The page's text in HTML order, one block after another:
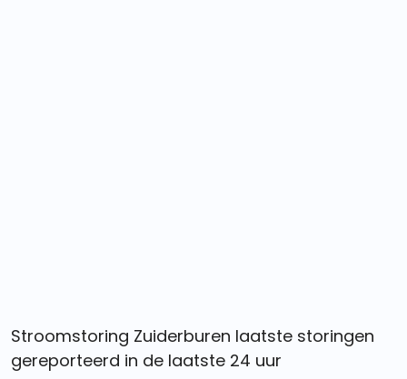
Stroomstoring Zuiderburen laatste storingen
gereporteerd in de laatste 24 uur